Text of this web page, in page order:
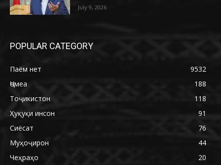
July 9, 2026
POPULAR CATEGORY
Паём нет
9532
Ҷомеа
188
Тоҷикистон
118
Ҳуқуқи инсон
91
Сиёсат
76
Муҳоҷирон
44
Чеҳраҳо
20